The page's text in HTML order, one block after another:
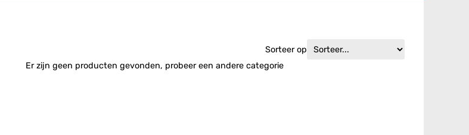
Sorteer op
Er zijn geen producten gevonden, probeer een andere categorie